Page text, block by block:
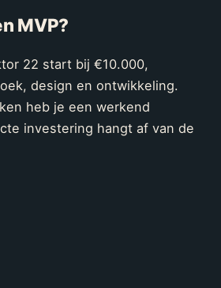
MVP?
22 start bij €10.000,
design en ontwikkeling.
heb je een werkend
investering hangt af van de